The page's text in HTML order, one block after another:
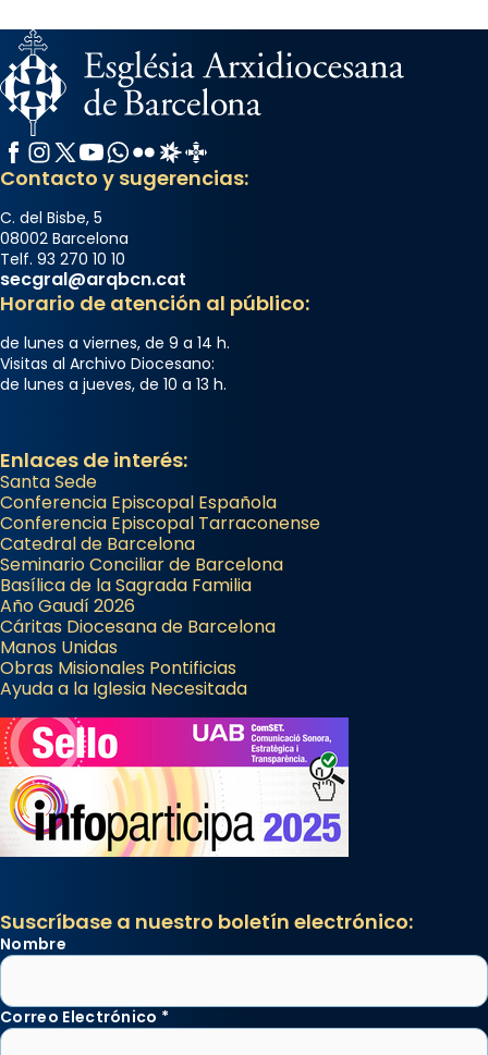
Facebook
Instagram
X / Twitter
YouTube
WhatsApp
FlickrRadio Estel
Catalunya Cristiana
Contacto y sugerencias:
C. del Bisbe, 5
08002 Barcelona
Telf. 93 270 10 10
secgral@arqbcn.cat
Horario de atención al público:
de lunes a viernes, de 9 a 14 h.
Visitas al Archivo Diocesano:
de lunes a jueves, de 10 a 13 h.
Enlaces de interés:
Santa Sede
Conferencia Episcopal Española
Conferencia Episcopal Tarraconense
Catedral de Barcelona
Seminario Conciliar de Barcelona
Basílica de la Sagrada Familia
Año Gaudí 2026
Cáritas Diocesana de Barcelona
Manos Unidas
Obras Misionales Pontificias
Ayuda a la Iglesia Necesitada
Suscríbase a nuestro boletín electrónico:
Nombre
Correo Electrónico *